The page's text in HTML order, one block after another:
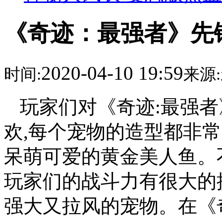
《奇迹：最强者》
时间:2020-04-10 19:59来源:
玩家们对《奇迹:最强
欢,每个宠物的造型都非
呆萌可爱的黄金美人鱼
玩家们的战斗力有很大
强大又拉风的宠物。在